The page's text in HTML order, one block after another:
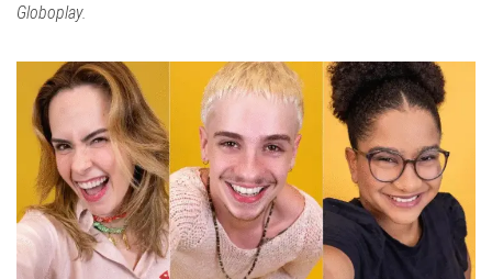
Globoplay.